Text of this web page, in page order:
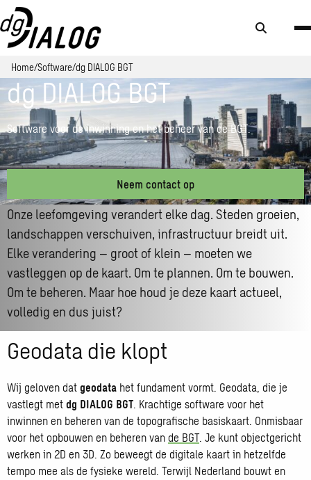
Zoek
Home Software dg DIALOG BGT
dg DIALOG BGT
Software voor de inwinning en het beheer van de BGT.
Neem contact op
Onze leefomgeving verandert elke dag. Steden groeien,
landschappen verschuiven, infrastructuur breidt uit.
Elke verandering – groot of klein – moeten we
vastleggen op de kaart. Om te plannen. Om te bouwen.
Om te beheren. Maar hoe houd je deze kaart actueel,
volledig en dus juist?
Geodata die klopt
Wij geloven dat geodata het fundament vormt. Geodata, die je
vastlegt met dg DIALOG BGT. Krachtige software voor het
inwinnen en beheren van de topografische basiskaart. Onmisbaar
voor het opbouwen en beheren van de BGT. Je kunt objectgericht
werken in 2D en 3D. Zo beweegt de digitale kaart in hetzelfde
tempo mee als de fysieke wereld. Terwijl Nederland bouwt en